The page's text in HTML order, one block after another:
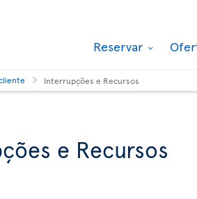
Reservar
Interrupções e Recursos
e Recursos